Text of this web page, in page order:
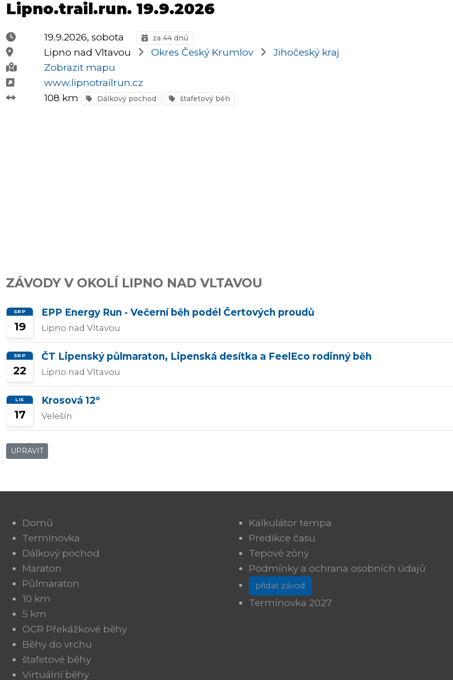
OCR
Kalkulátor
Predikce
závodního
času
Tepové
zóny
závody
Lipno.trail.run. 19.9.2026
19.9.2026, sobota za 44 dnů
Lipno nad Vltavou Okres Český Krumlov
Jihočeský kraj
Zobrazit mapu
www.lipnotrailrun.cz
108 km
Dálkový pochod štafetový běh
ZÁVODY V OKOLÍ LIPNO NAD VLTAVOU
SRP
19
EPP Energy Run - Večerní běh podél Čertových proudů
Lipno nad Vltavou
SRP
22
ČT Lipenský půlmaraton, Lipenská desítka a FeelEco rodinný běh
Lipno nad Vltavou
LIS
17
Krosová 12°
Velešín
UPRAVIT
Domů
Termínovka
Dálkový pochod
Maraton
Půlmaraton
10 km
5 km
OCR Překážkové běhy
Běhy do vrchu
štafetové běhy
Virtuální běhy
Kalkulátor tempa
Predikce času
Tepové zóny
Podmínky a ochrana osobních údajů
přidat závod
Termínovka 2027